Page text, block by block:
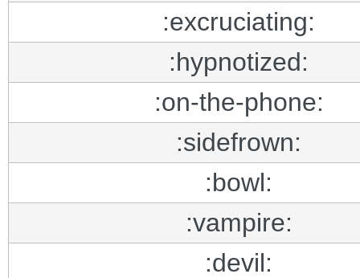
:excruciating:
:hypnotized:
:on-the-phone:
:sidefrown:
:bowl:
:vampire:
:devil: